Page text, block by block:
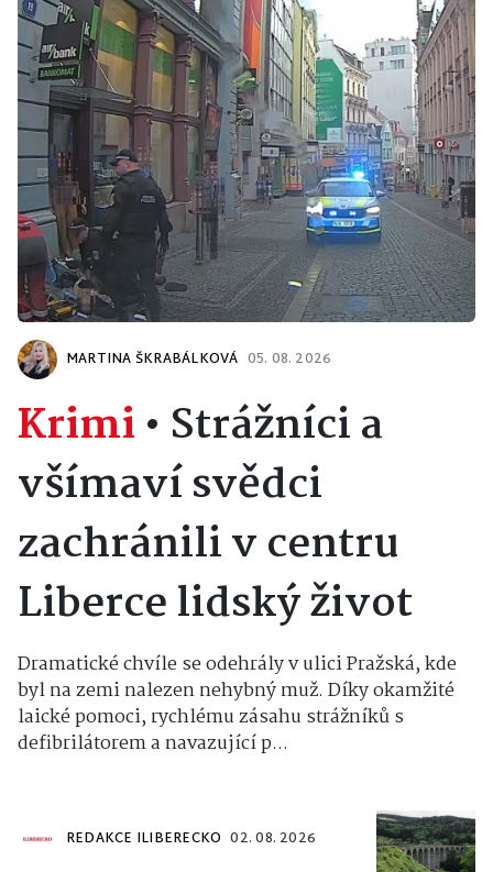
MARTINA ŠKRABÁLKOVÁ 05. 08. 2026
Krimi• Strážníci a
všímaví svědci
zachránili v centru
Liberce lidský život
Dramatické chvíle se odehrály v ulici Pražská, kde
byl na zemi nalezen nehybný muž. Díky okamžité
laické pomoci, rychlému zásahu strážníků s
defibrilátorem a navazující p...
REDAKCE ILIBERECKO 02. 08. 2026